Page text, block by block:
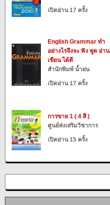
เปิดอ่าน 17 ครั้ง
English Grammar ทำ
อย่างไรจึงจะ ฟัง พูด อ่าน
เขียน ได้ดี
สำนักพิมพ์ น้ำฝน
เปิดอ่าน 17 ครั้ง
การขาย 1 ( 4 สี )
ศูนย์ส่งเสริมวิชาการ
เปิดอ่าน 15 ครั้ง